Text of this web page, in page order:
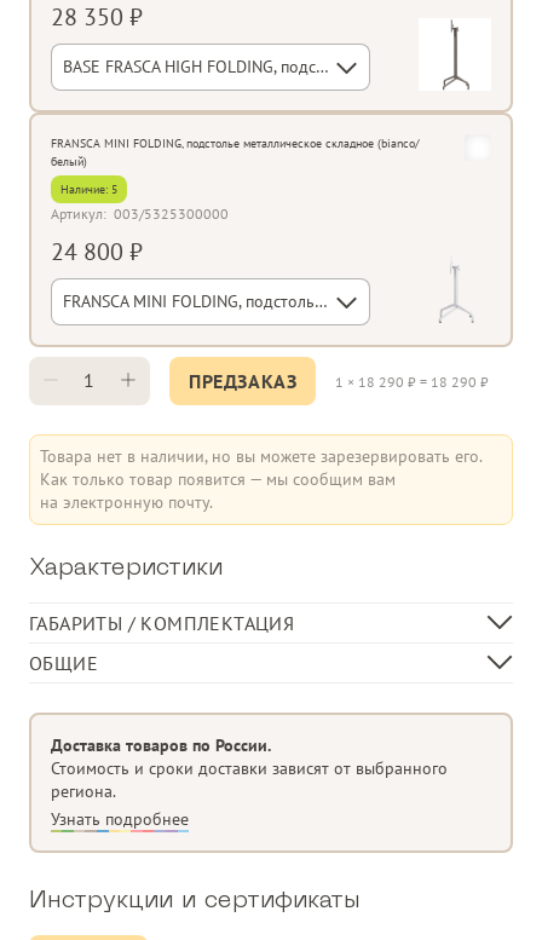
28 350 ₽
BASE FRASCA HIGH FOLDING, подстолье металлическое барное складное (tortora/тортора)
FRANSCA MINI FOLDING, подстолье металлическое складное (bianco/
белый)
Наличие: 5
Артикул: 003/5325300000
24 800 ₽
FRANSCA MINI FOLDING, подстолье металлическое складное (bianco/белый)
ПРЕДЗАКАЗ 1 × 18 290 ₽ = 18 290 ₽
Товара нет в наличии, но вы можете зарезервировать его.
Как только товар появится — мы сообщим вам
на электронную почту.
Характеристики
ГАБАРИТЫ / КОМПЛЕКТАЦИЯ
Длина, см
69
Высота, см
1
ОБЩИЕ
Толщина
Подходит для баз
Категория
Обеденный стол
Материал изделия
Доставка товаров по России.
Стоимость и сроки доставки зависят от выбранного
региона.
Узнать подробнее
Инструкции и сертификаты